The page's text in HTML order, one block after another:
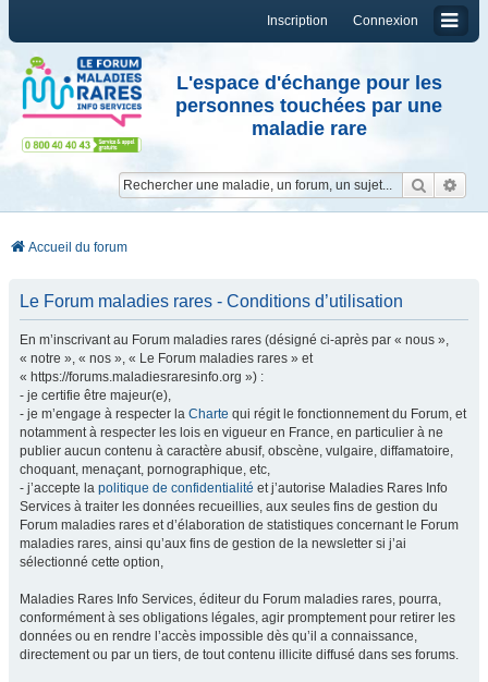
Connexion
Inscription
L'espace d'échange pour les
personnes touchées par une
maladie rare
Accueil du forum
Le Forum maladies rares - Conditions d’utilisation
En m’inscrivant au Forum maladies rares (désigné ci-après par « nous »,
« notre », « nos », « Le Forum maladies rares » et
« https://forums.maladiesraresinfo.org ») :
- je certifie être majeur(e),
- je m’engage à respecter la Charte qui régit le fonctionnement du Forum, et
notamment à respecter les lois en vigueur en France, en particulier à ne
publier aucun contenu à caractère abusif, obscène, vulgaire, diffamatoire,
choquant, menaçant, pornographique, etc,
- j’accepte la politique de confidentialité et j’autorise Maladies Rares Info
Services à traiter les données recueillies, aux seules fins de gestion du
Forum maladies rares et d’élaboration de statistiques concernant le Forum
maladies rares, ainsi qu’aux fins de gestion de la newsletter si j’ai
sélectionné cette option,
Maladies Rares Info Services, éditeur du Forum maladies rares, pourra,
conformément à ses obligations légales, agir promptement pour retirer les
données ou en rendre l’accès impossible dès qu’il a connaissance,
directement ou par un tiers, de tout contenu illicite diffusé dans ses forums.